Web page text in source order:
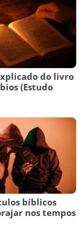
do livro
(Estudo
bíblicos
nos tempos